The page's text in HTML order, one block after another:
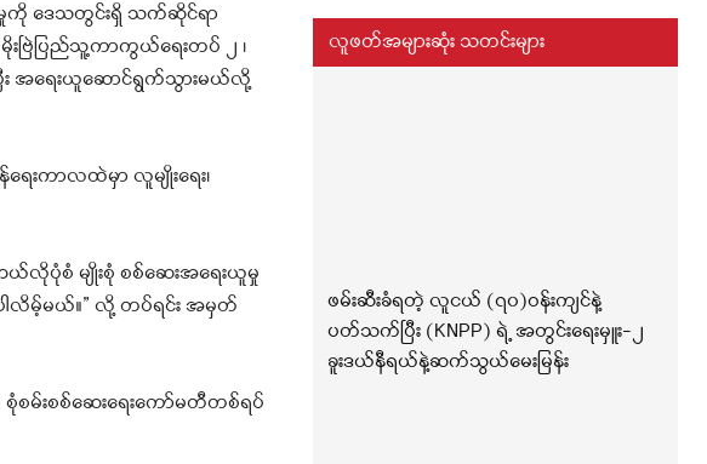
မှုကို ဒေသတွင်းရှိ သက်ဆိုင်ရာ
ဗြဲပြည်သူ့ကာကွယ်ရေးတပ် ၂ ၊
ြီး အရေးယူဆောင်ရွက်သွားမယ်လို့
းကာလထဲမှာ လူမျိုးရေး၊
လိုပုံစံ မျိုးစုံ စစ်ဆေးအရေးယူမှု
လိမ့်မယ်။” လို့ တပ်ရင်း အမှတ်
မ်းစစ်ဆေးရေးကော်မတီတစ်ရပ်
လူဖတ်အများဆုံး သတင်းများ
ဖမ်းဆီးခံရတဲ့ လူငယ် (၇၀)ဝန်းကျင်နဲ့
ပတ်သက်ပြီး (KNPP) ရဲ့ အတွင်းရေးမှူး-၂
ခူးဒယ်နီရယ်နဲ့ဆက်သွယ်မေးမြန်း